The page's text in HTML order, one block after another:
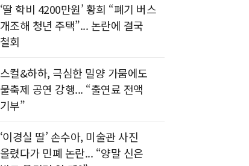
‘딸 학비 4200만원’ 황희 “폐기 버스
개조해 청년 주택”... 논란에 결국
철회
스컬&하하, 극심한 밀양 가뭄에도
물축제 공연 강행... “출연료 전액
기부”
‘이경실 딸’ 손수아, 미술관 사진
올렸다가 민폐 논란... “양말 신은